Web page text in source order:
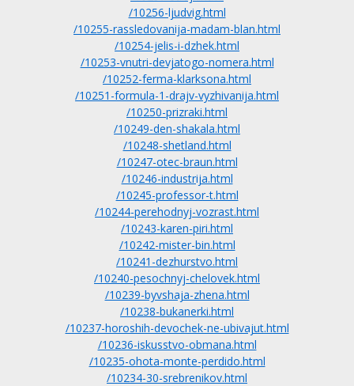
/10256-ljudvig.html
/10255-rassledovanija-madam-blan.html
/10254-jelis-i-dzhek.html
/10253-vnutri-devjatogo-nomera.html
/10252-ferma-klarksona.html
/10251-formula-1-drajv-vyzhivanija.html
/10250-prizraki.html
/10249-den-shakala.html
/10248-shetland.html
/10247-otec-braun.html
/10246-industrija.html
/10245-professor-t.html
/10244-perehodnyj-vozrast.html
/10243-karen-piri.html
/10242-mister-bin.html
/10241-dezhurstvo.html
/10240-pesochnyj-chelovek.html
/10239-byvshaja-zhena.html
/10238-bukanerki.html
/10237-horoshih-devochek-ne-ubivajut.html
/10236-iskusstvo-obmana.html
/10235-ohota-monte-perdido.html
/10234-30-srebrenikov.html